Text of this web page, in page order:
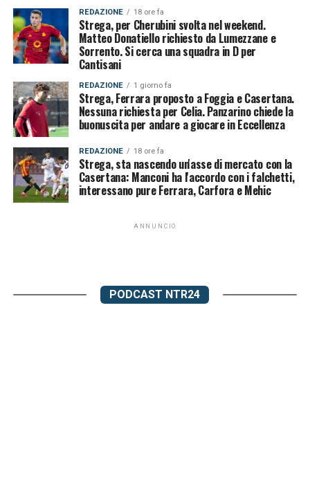
REDAZIONE 18 ore fa
Strega, per Cherubini svolta nel weekend.
Matteo Donatiello richiesto da Lumezzane e
Sorrento. Si cerca una squadra in D per
Cantisani
REDAZIONE 1 giorno fa
Strega, Ferrara proposto a Foggia e Casertana.
Nessuna richiesta per Celia. Panzarino chiede la
buonuscita per andare a giocare in Eccellenza
REDAZIONE 18 ore fa
Strega, sta nascendo un'asse di mercato con la
Casertana: Manconi ha l'accordo con i falchetti,
interessano pure Ferrara, Carfora e Mehic
ANNUNCIO
PODCAST NTR24